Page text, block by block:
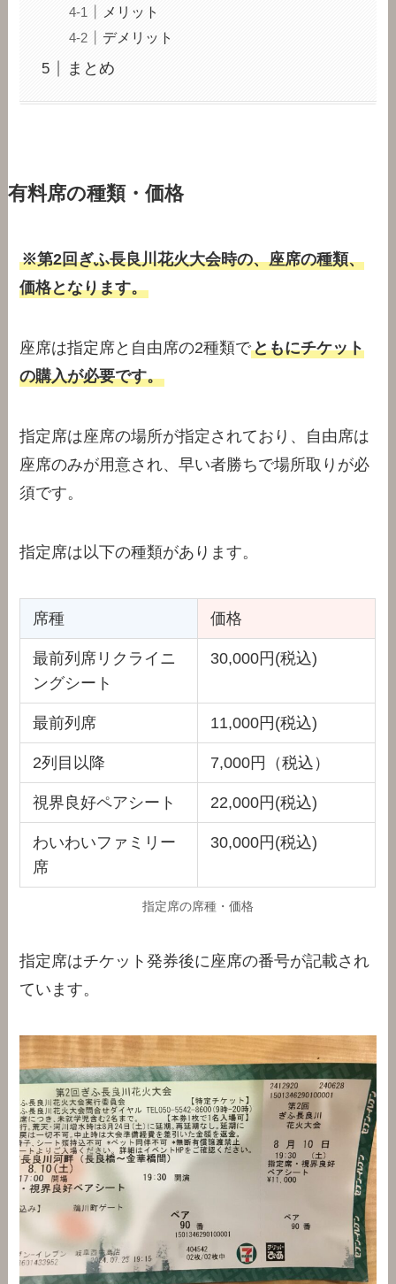
メリット
デメリット
まとめ
有料席の種類・価格
※第2回ぎふ長良川花火大会時の、座席の種類、
価格となります。
座席は指定席と自由席の2種類でともにチケット
の購入が必要です。
指定席は座席の場所が指定されており、自由席は
座席のみが用意され、早い者勝ちで場所取りが必
須です。
指定席は以下の種類があります。
席種 価格
最前列席リクライニ
ングシート
30,000円(税込)
最前列席 11,000円(税込)
2列目以降 7,000円（税込）
視界良好ペアシート 22,000円(税込)
わいわいファミリー
席
30,000円(税込)
指定席の席種・価格
指定席はチケット発券後に座席の番号が記載され
ています。